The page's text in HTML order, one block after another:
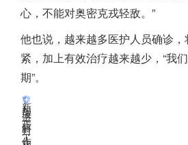
心，不能对奥密克戎轻敌。”
他也说，越来越多医护人员确诊
紧，加上有效治疗越来越少，“我
期”。
新
加
坡
进
一
步
解
封
，
工
作